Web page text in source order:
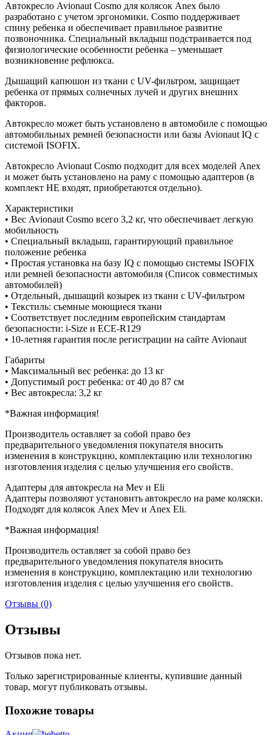
Автокресло Avionaut Cosmo для колясок Anex было
разработано с учетом эргономики. Cosmo поддерживает
спину ребенка и обеспечивает правильное развитие
позвоночника. Специальный вкладыш подстраивается под
физиологические особенности ребенка – уменьшает
возникновение рефлюкса.
Дышащий капюшон из ткани с UV-фильтром, защищает
ребенка от прямых солнечных лучей и других внешних
факторов.
Автокресло может быть установлено в автомобиле с помощью
автомобильных ремней безопасности или базы Avionaut IQ с
системой ISOFIX.
Автокресло Avionaut Cosmo подходит для всех моделей Anex
и может быть установлено на раму с помощью адаптеров (в
комплект НЕ входят, приобретаются отдельно).
Характеристики
• Вес Avionaut Cosmo всего 3,2 кг, что обеспечивает легкую
мобильность
• Специальный вкладыш, гарантирующий правильное
положение ребенка
• Простая установка на базу IQ с помощью системы ISOFIX
или ремней безопасности автомобиля (Список совместимых
автомобилей)
• Отдельный, дышащий козырек из ткани с UV-фильтром
• Текстиль: съемные моющиеся ткани
• Соответствует последним европейским стандартам
безопасности: i-Size и ECE-R129
• 10-летняя гарантия после регистрации на сайте Avionaut
Габариты
• Максимальный вес ребенка: до 13 кг
• Допустимый рост ребенка: от 40 до 87 см
• Вес автокресла: 3,2 кг
*Важная информация!
Производитель оставляет за собой право без
предварительного уведомления покупателя вносить
изменения в конструкцию, комплектацию или технологию
изготовления изделия с целью улучшения его свойств.
Адаптеры для автокресла на Mev и Eli
Адаптеры позволяют установить автокресло на раме коляски.
Подходят для колясок Anex Mev и Anex Eli.
*Важная информация!
Производитель оставляет за собой право без
предварительного уведомления покупателя вносить
изменения в конструкцию, комплектацию или технологию
изготовления изделия с целью улучшения его свойств.
Отзывы (0)
Отзывы
Отзывов пока нет.
Только зарегистрированные клиенты, купившие данный
товар, могут публиковать отзывы.
Похожие товары